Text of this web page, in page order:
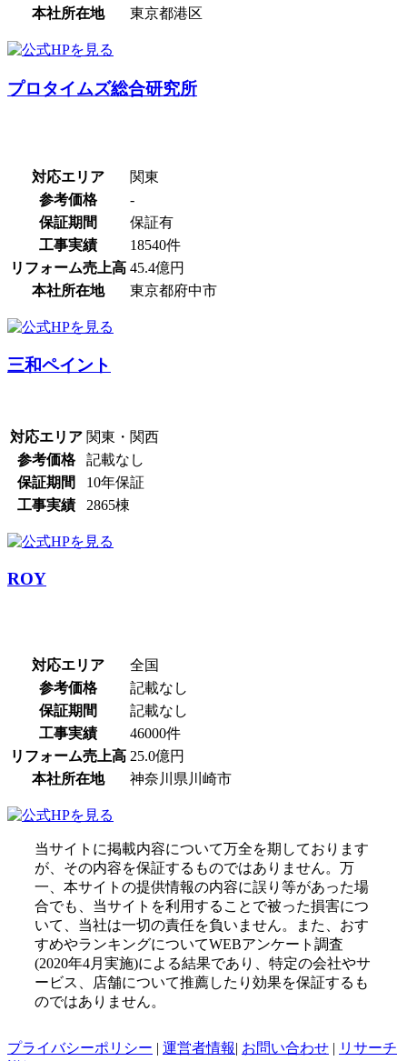
本社所在地
東京都港区
プロタイムズ総合研究所
対応エリア
関東
参考価格
-
保証期間
保証有
工事実績
18540件
リフォーム売上高 45.4億円
本社所在地
東京都府中市
三和ペイント
対応エリア 関東・関西
参考価格
記載なし
保証期間
10年保証
工事実績
2865棟
ROY
対応エリア
全国
参考価格
記載なし
保証期間
記載なし
工事実績
46000件
リフォーム売上高 25.0億円
本社所在地
神奈川県川崎市
当サイトに掲載内容について万全を期しております
が、その内容を保証するものではありません。万
一、本サイトの提供情報の内容に誤り等があった場
合でも、当サイトを利用することで被った損害につ
いて、当社は一切の責任を負いません。また、おす
すめやランキングについてWEBアンケート調査
(2020年4月実施)による結果であり、特定の会社やサ
ービス、店舗について推薦したり効果を保証するも
のではありません。
プライバシーポリシー | 運営者情報| お問い合わせ | リサーチ